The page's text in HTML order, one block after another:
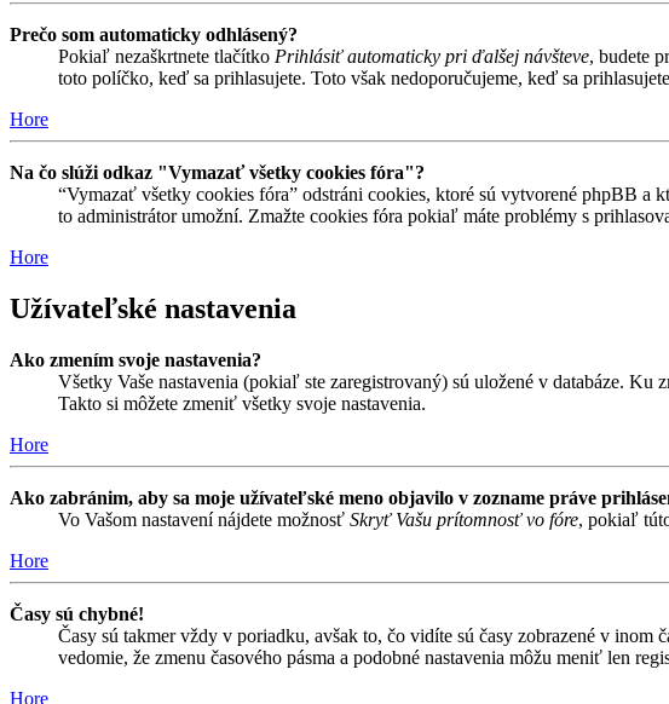
Prečo som automaticky odhlásený?
Pokiaľ nezaškrtnete tlačítko Prihlásiť automaticky pri ďalšej návšteve, budete
toto políčko, keď sa prihlasujete. Toto však nedoporučujeme, keď sa
Hore
Na čo slúži odkaz "Vymazať všetky cookies fóra"?
“Vymazať všetky cookies fóra” odstráni cookies, ktoré sú vytvorené phpBB
to administrátor umožní. Zmažte cookies fóra pokiaľ máte problémy s
Hore
Užívateľské nastavenia
Ako zmením svoje nastavenia?
Všetky Vaše nastavenia (pokiaľ ste zaregistrovaný) sú uložené v databáze.
Takto si môžete zmeniť všetky svoje nastavenia.
Hore
Ako zabránim, aby sa moje užívateľské meno objavilo v zozname práve
Vo Vašom nastavení nájdete možnosť Skryť Vašu prítomnosť vo fóre, pokiaľ
Hore
Časy sú chybné!
Časy sú takmer vždy v poriadku, avšak to, čo vidíte sú časy zobrazené v inom
vedomie, že zmenu časového pásma a podobné nastavenia môžu meniť len
Hore